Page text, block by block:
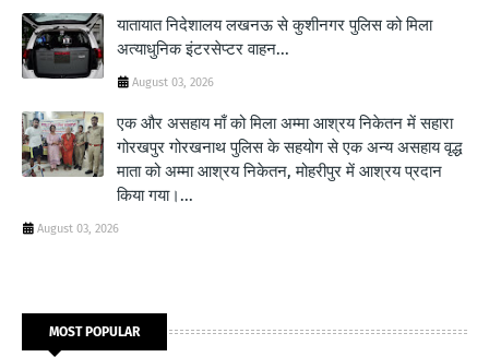
यातायात निदेशालय लखनऊ से कुशीनगर पुलिस को मिला
अत्याधुनिक इंटरसेप्टर वाहन...
August 03, 2026
एक और असहाय माँ को मिला अम्मा आश्रय निकेतन में सहारा
गोरखपुर गोरखनाथ पुलिस के सहयोग से एक अन्य असहाय वृद्ध
माता को अम्मा आश्रय निकेतन, मोहरीपुर में आश्रय प्रदान
किया गया।...
August 03, 2026
MOST POPULAR